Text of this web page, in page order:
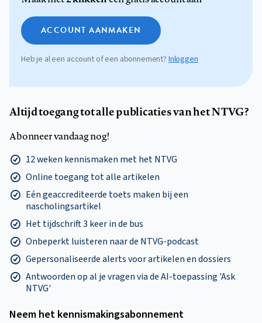
ACCOUNT AANMAKEN
Heb je al een account of een abonnement?Inloggen
Altijd toegang tot alle publicaties van het NTVG?
Abonneer vandaag nog!
12 weken kennismaken met het NTVG
Online toegang tot alle artikelen
Eén geaccrediteerde toets maken bij een
nascholingsartikel
Het tijdschrift 3 keer in de bus
Onbeperkt luisteren naar de NTVG-podcast
Gepersonaliseerde alerts voor artikelen en dossiers
Antwoorden op al je vragen via de AI-toepassing 'Ask
NTVG'
Neem het kennismakings­abonnement